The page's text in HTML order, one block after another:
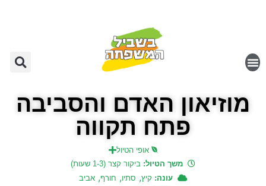
מוזיאון האדם והסביבה
פתח תקווה
אופי הטיול
משך הטיול: ביקור קצר (1-3 שעות)
עונה: קיץ, סתיו, חורף, אביב